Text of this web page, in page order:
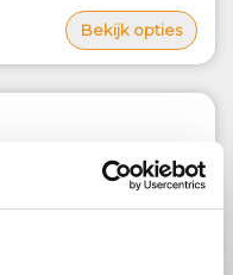
Bekijk opties